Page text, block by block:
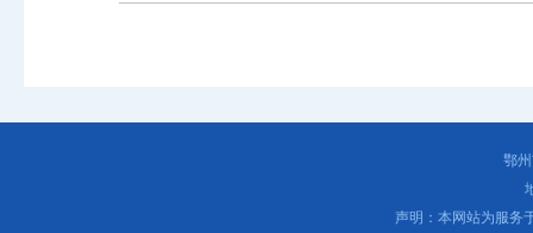
鄂
声明：本网站为服务